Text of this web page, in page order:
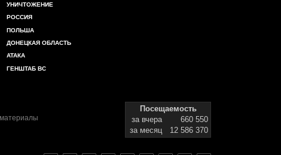
УНИЧТОЖЕНИЕ
РОССИЯ
ПОЛЬША
ДОНЕЦКАЯ ОБЛАСТЬ
АТАКА
ГЕНШТАБ ВС
Посещаемость
за вчера
660 550
за месяц
12 586 370